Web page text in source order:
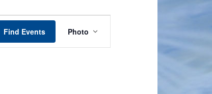
Find Events
Views
Photo